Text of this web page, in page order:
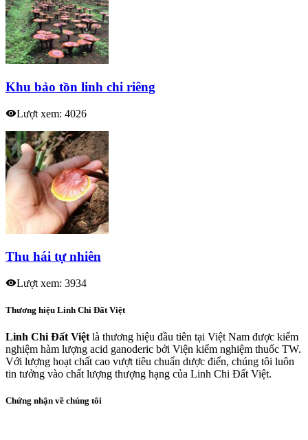
Khu bảo tồn linh chi riêng
Lượt xem: 4026
Thu hái tự nhiên
Lượt xem: 3934
Thương hiệu Linh Chi Đất Việt
Linh Chi Đất Việt là thương hiệu đầu tiên tại Việt Nam được kiểm
nghiệm hàm lượng acid ganoderic bởi Viện kiểm nghiệm thuốc TW.
Với lượng hoạt chất cao vượt tiêu chuẩn dược điển, chúng tôi luôn
tin tưởng vào chất lượng thượng hạng của Linh Chi Đất Việt.
Chứng nhận về chúng tôi